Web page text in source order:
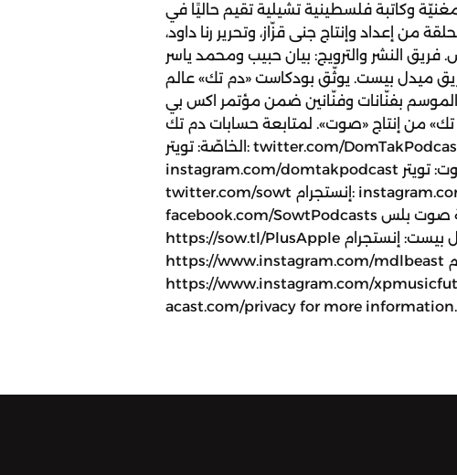
مغنيّة وكاتبة فلسطينية تشيلية تقيم حاليًا في
من إعداد وإنتاج جنى قزّاز، وتحرير رنا داود،
فريق النشر والترويج: بيان حبيب ومحمد ياسر
ميدل بيست. يوثّق بودكاست «دم تك» عالم
بفنّانات وفنّانين ضمن مؤتمر اكس بي
من إنتاج «صوت». لمتابعة حسابات دم تك
الخاصّة: تويتر: twitter.com/DomTakPodcast إنستجرام:
instagram.com/domtakpodcast لمتابعة صوت: تويتر:
twitter.com/sowt إنستجرام: instagram.com/sowtpodcasts فيسبوك:
facebook.com/SowtPodcasts للانضمام إلى عضويّة صوت بلس
https://sow.tl/PlusApple لمتابعة ميدل بيست: إنستجرام:
https://www.instagram.com/mdlbeast لمتابعة اكس بي: إنستجرام:
https://www.instagram.com/
acast.com/privacy for more information.